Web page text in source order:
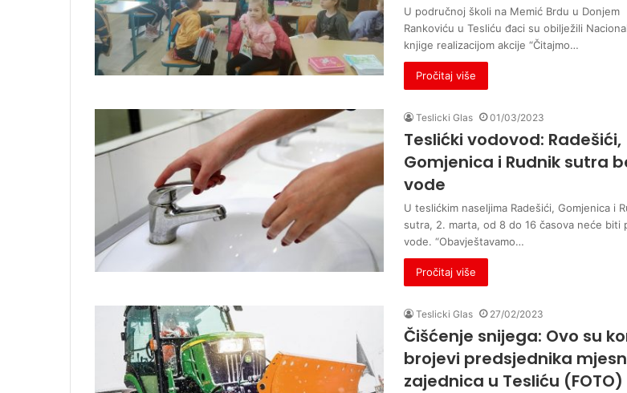
U područnoj školi na Memić Brdu u Donjem
Rankoviću u Tesliću đaci su obilježili
knjige realizacijom akcije “Čitajmo…
Pročitaj više
Teslicki Glas 01/03/2023
Teslićki vodovod: Radešići,
Gomjenica i Rudnik sutra
vode
U teslićkim naseljima Radešići, Gomjenica i
sutra, 2. marta, od 8 do 16 časova neće biti
vode. “Obavještavamo…
Pročitaj više
Teslicki Glas 27/02/2023
Čišćenje snijega: Ovo su
brojevi predsjednika
zajednica u Tesliću (FOTO)